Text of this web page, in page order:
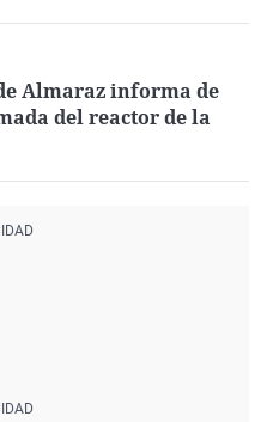
Almaraz informa de
del reactor de la